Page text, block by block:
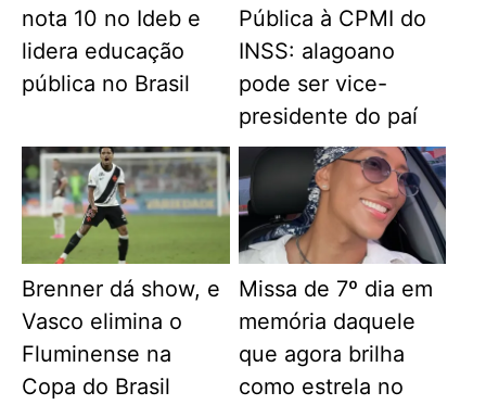
nota 10 no Ideb e
lidera educação
pública no Brasil
Pública à CPMI do
INSS: alagoano
pode ser vice-
presidente do paí
Brenner dá show, e
Vasco elimina o
Fluminense na
Copa do Brasil
Missa de 7º dia em
memória daquele
que agora brilha
como estrela no